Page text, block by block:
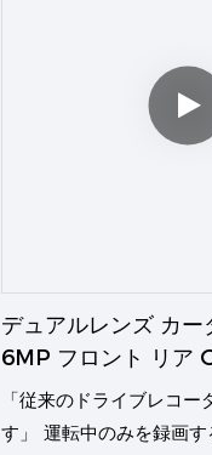
デュアルレンズ カー
6MP フロント リア
ントロール パーキン
「従来のドライブレコー
す」 運転中のみを録画す